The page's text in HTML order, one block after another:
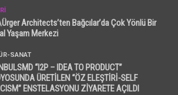
Architects’ten Bağcılar’da Çok Yönlü Bir
Yaşam Merkezi
SANAT
“I2P – IDEA TO PRODUCT”
ÜRETİLEN “ÖZ ELEŞTİRİ-SELF
ENSTELASYONU ZİYARETE AÇILDI